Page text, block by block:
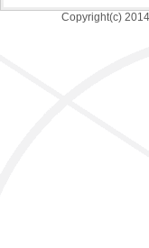
Copyright(c)